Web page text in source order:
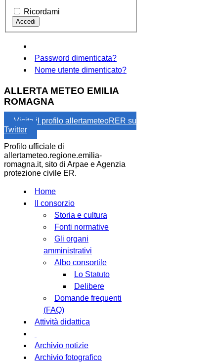
Ricordami
Password dimenticata?
Nome utente dimenticato?
ALLERTA METEO EMILIA
ROMAGNA
Visita il profilo allertameteoRER su
Twitter
Profilo ufficiale di
allertameteo.regione.emilia-
romagna.it, sito di Arpae e Agenzia
protezione civile ER.
Home
Il consorzio
Storia e cultura
Fonti normative
Gli organi
amministrativi
Albo consortile
Lo Statuto
Delibere
Domande frequenti
(FAQ)
Attività didattica
Archivio notizie
Archivio fotografico